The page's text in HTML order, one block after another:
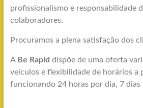
profissionalismo e responsabilidade
colaboradores.
Procuramos a plena satisfação dos
A Be Rapid dispõe de uma oferta
veículos e flexibilidade de horários a
funcionando 24 horas por dia, 7 dias